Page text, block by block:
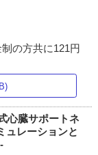
の方共に121円
心臓サポートネ
ュレーションと